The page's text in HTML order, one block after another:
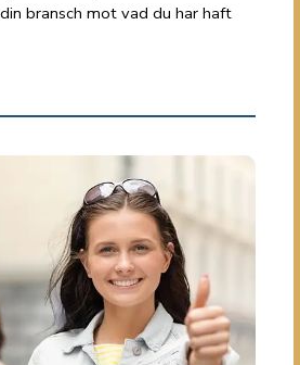
bransch mot vad du har haft